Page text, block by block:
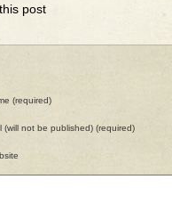
post
(required)
(will not be published) (required)